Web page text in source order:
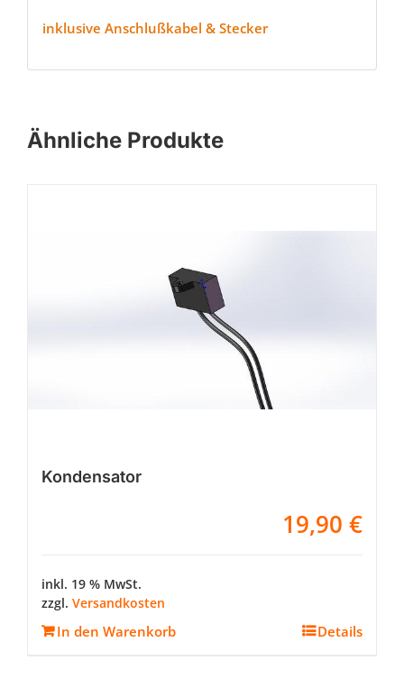
inklusive Anschlußkabel & Stecker
Ähnliche Produkte
Kondensator
19,90 €
inkl. 19 % MwSt.
zzgl. Versandkosten
In den Warenkorb Details